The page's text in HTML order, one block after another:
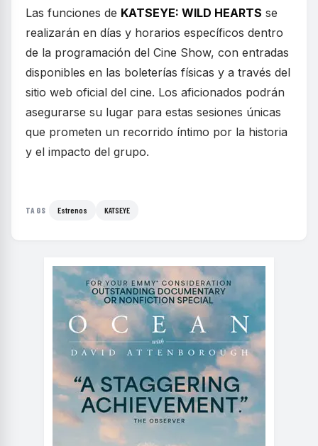
Las funciones de KATSEYE: WILD HEARTS se
realizarán en días y horarios específicos dentro
de la programación del Cine Show, con entradas
disponibles en las boleterías físicas y a través del
sitio web oficial del cine. Los aficionados podrán
asegurarse su lugar para estas sesiones únicas
que prometen un recorrido íntimo por la historia
y el impacto del grupo.
TAGS Estrenos KATSEYE